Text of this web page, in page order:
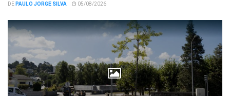
DEPAULO JORGE SILVA 05/08/2026